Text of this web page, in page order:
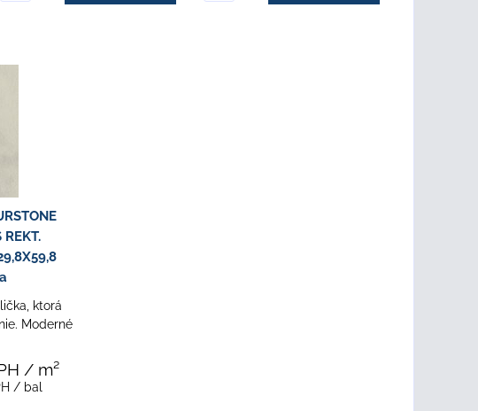
REKT.
ktorá
Moderné
/ m²
/ bal